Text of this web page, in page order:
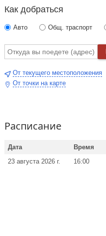
Как добраться
Авто Общ. траспорт
От текущего местоположения
От точки на карте
Расписание
Дата
Время
23 августа 2026 г.
16:00